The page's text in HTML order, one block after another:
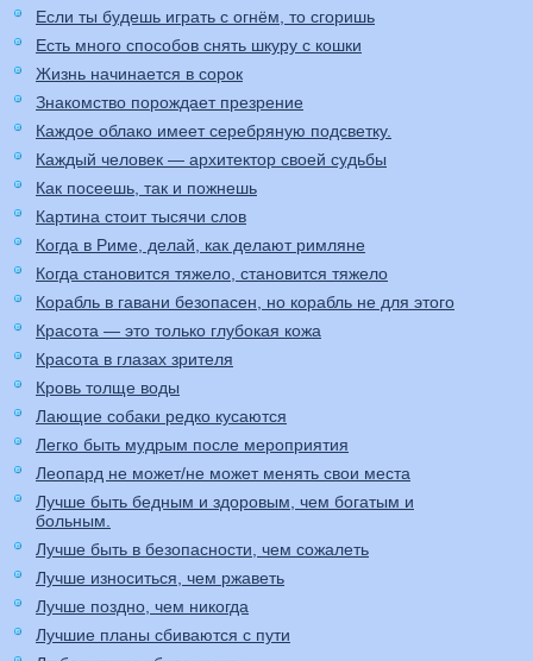
Если ты будешь играть с огнём, то сгоришь
Есть много способов снять шкуру с кошки
Жизнь начинается в сорок
Знакомство порождает презрение
Каждое облако имеет серебряную подсветку.
Каждый человек — архитектор своей судьбы
Как посеешь, так и пожнешь
Картина стоит тысячи слов
Когда в Риме, делай, как делают римляне
Когда становится тяжело, становится тяжело
Корабль в гавани безопасен, но корабль не для этого
Красота — это только глубокая кожа
Красота в глазах зрителя
Кровь толще воды
Лающие собаки редко кусаются
Легко быть мудрым после мероприятия
Леопард не может/не может менять свои места
Лучше быть бедным и здоровым, чем богатым и
больным.
Лучше быть в безопасности, чем сожалеть
Лучше износиться, чем ржаветь
Лучше поздно, чем никогда
Лучшие планы сбиваются с пути